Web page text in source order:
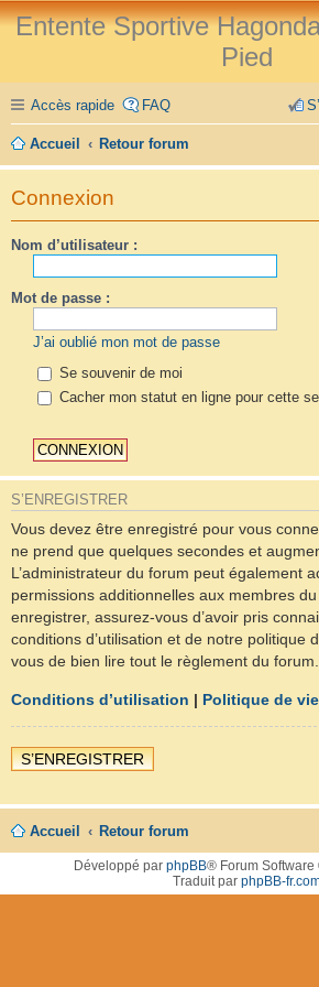
Entente Sportive
Pied
Accès rapide FAQ
Accueil Retour forum
Connexion
Nom d’utilisateur :
Mot de passe :
J’ai oublié mon mot de passe
Se souvenir de moi
Cacher mon statut en ligne pour cette
S’ENREGISTRER
Vous devez être enregistré pour vous
ne prend que quelques secondes et
L’administrateur du forum peut également
permissions additionnelles aux membres
enregistrer, assurez-vous d’avoir pris
conditions d’utilisation et de notre politique
vous de bien lire tout le règlement du forum.
Conditions d’utilisation | Politique de
S’ENREGISTRER
Accueil Retour forum
Développé par phpBB® Forum
Traduit par phpBB-